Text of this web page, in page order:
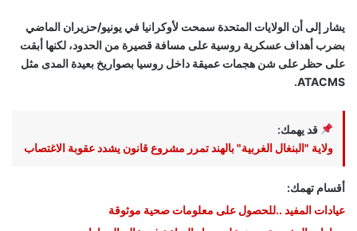
يشار إلى أن الولايات المتحدة سمحت لأوكرانيا في يونيو/حزيران الماضي
بضرب أهداف عسكرية روسية على مسافة قصيرة من الحدود، لكنها أبقت
على حظر على شن هجمات عميقة داخل روسيا بصواريخ بعيدة المدى مثل
ATACMS.
قد يهمك:
ولاية "البنغال الغربية" بالهند تمرر مشروع قانون يشدد عقوبة الاغتصاب
أقسام تهمك:
عيادات المفيد ..للحصول على معلومات صحية موثوقة